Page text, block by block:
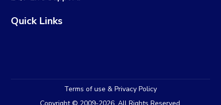
Quick Links
Terms of use & Privacy Policy
Copyright © 2009-2026. All Rights Reserved.